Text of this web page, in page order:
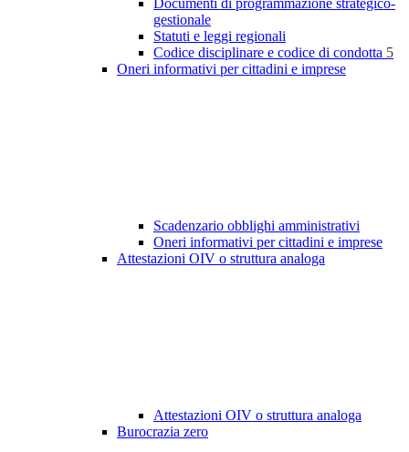
Documenti di programmazione strategico-
gestionale
Statuti e leggi regionali
Codice disciplinare e codice di condotta 5
Oneri informativi per cittadini e imprese
Scadenzario obblighi amministrativi
Oneri informativi per cittadini e imprese
Attestazioni OIV o struttura analoga
Attestazioni OIV o struttura analoga
Burocrazia zero